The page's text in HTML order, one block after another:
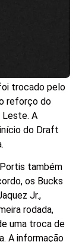
trocado pelo
reforço do
Leste. A
do Draft
também
os Bucks
Jr.,
rodada,
uma troca de
A informação